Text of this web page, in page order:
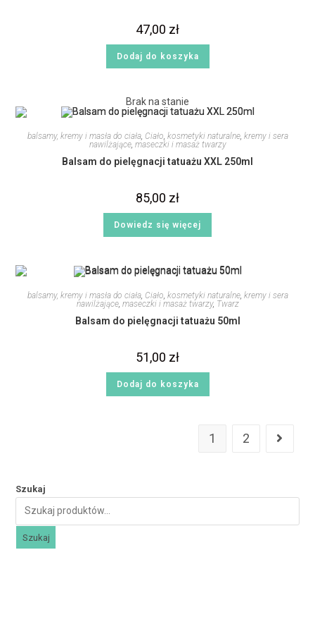
47,00 zł
Dodaj do koszyka
Brak na stanie
balsamy, kremy i masła do ciała, Ciało, kosmetyki naturalne, kremy i sera
nawilżające, maseczki i masaż twarzy
Balsam do pielęgnacji tatuażu XXL 250ml
85,00 zł
Dowiedz się więcej
balsamy, kremy i masła do ciała, Ciało kosmetyki naturalne, kremy i sera
nawilżające, maseczki i masaż twarzy, Twarz
Balsam do pielęgnacji tatuażu 50ml
51,00 zł
Dodaj do koszyka
1 2
Szukaj
Szukaj